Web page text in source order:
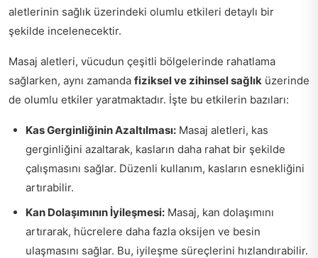
aletlerinin sağlık üzerindeki olumlu etkileri detaylı bir
şekilde incelenecektir.
Masaj aletleri, vücudun çeşitli bölgelerinde rahatlama
sağlarken, aynı zamanda fiziksel ve zihinsel sağlık üzerinde
de olumlu etkiler yaratmaktadır. İşte bu etkilerin bazıları:
Kas Gerginliğinin Azaltılması: Masaj aletleri, kas
gerginliğini azaltarak, kasların daha rahat bir şekilde
çalışmasını sağlar. Düzenli kullanım, kasların esnekliğini
artırabilir.
Kan Dolaşımının İyileşmesi: Masaj, kan dolaşımını
artırarak, hücrelere daha fazla oksijen ve besin
ulaşmasını sağlar. Bu, iyileşme süreçlerini hızlandırabilir.